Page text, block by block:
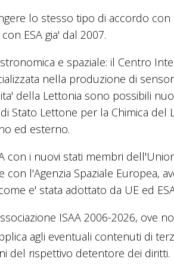
lo stesso tipo di accordo con
ESA gia' dal 2007.
e spaziale: il Centro
nella produzione di
della Lettonia sono possibili
Stato Lettone per la Chimica del
ed esterno.
con i nuovi stati membri
l'Agenzia Spaziale Europea,
e' stata adottato da UE ed
ISAA 2006-2026, ove
agli eventuali contenuti di
del rispettivo detentore dei diritti.